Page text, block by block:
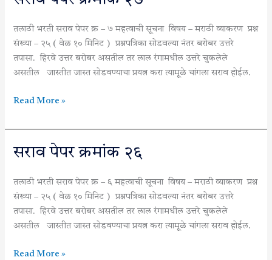
तलाठी भरती सराव पेपर क्र – ७ महत्वाची सूचना विषय – मराठी व्याकरण प्रश्न
संख्या – २५ ( वेळ १० मिनिट ) प्रश्नपत्रिका सोडवल्या नंतर बरोबर उत्तरे
तपासा. हिरवे उत्तर बरोबर असतील तर लाल रंगामधील उत्तरे चुकलेले
असतील जास्तीत जास्त सोडवण्याचा प्रयत्न करा त्यामूळे चांगला सराव होईल.
क्रमांक
२७
Read More »
सराव पेपर क्रमांक २६
तलाठी भरती सराव पेपर क्र – ६ महत्वाची सूचना विषय – मराठी व्याकरण प्रश्न
संख्या – २५ ( वेळ १० मिनिट ) प्रश्नपत्रिका सोडवल्या नंतर बरोबर उत्तरे
तपासा. हिरवे उत्तर बरोबर असतील तर लाल रंगामधील उत्तरे चुकलेले
असतील जास्तीत जास्त सोडवण्याचा प्रयत्न करा त्यामूळे चांगला सराव होईल.
सराव
क्रमांक
२६
Read More »